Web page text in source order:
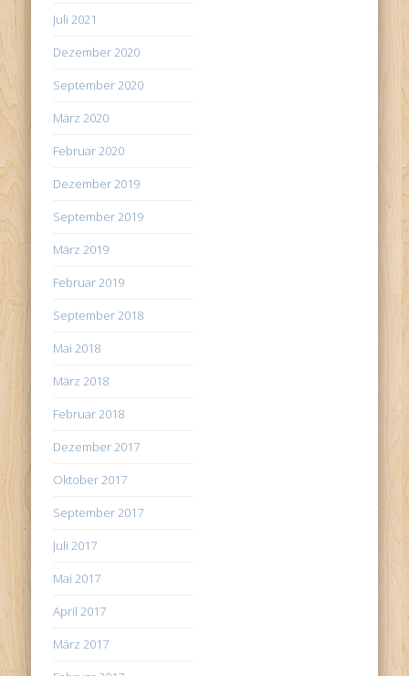
Juli 2021
Dezember 2020
September 2020
März 2020
Februar 2020
Dezember 2019
September 2019
März 2019
Februar 2019
September 2018
Mai 2018
März 2018
Februar 2018
Dezember 2017
Oktober 2017
September 2017
Juli 2017
Mai 2017
April 2017
März 2017